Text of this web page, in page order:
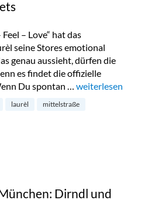
– Love“ hat das
seine Stores emotional
genau aussieht, dürfen die
es findet die offizielle
Du spontan … „Laurèl
weiterlesen
laurèl
mittelstraße
Dirndl und